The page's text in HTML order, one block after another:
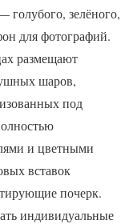
голубого, зелёного,
для фотографий.
размещают
шаров,
под
и цветными
вставок
почерк.
индивидуальные